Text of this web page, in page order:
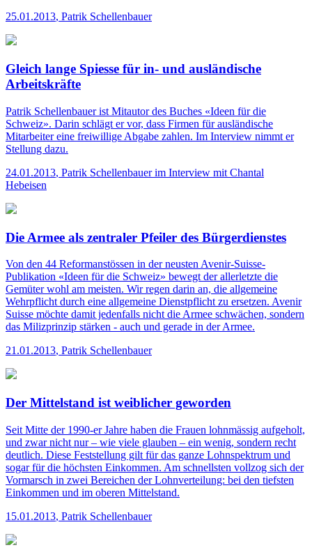
25.01.2013, Patrik Schellenbauer
Gleich lange Spiesse für in- und ausländische
Arbeitskräfte
Patrik Schellenbauer ist Mitautor des Buches «Ideen für die
Schweiz». Darin schlägt er vor, dass Firmen für ausländische
Mitarbeiter eine freiwillige Abgabe zahlen. Im Interview nimmt er
Stellung dazu.
24.01.2013, Patrik Schellenbauer im Interview mit Chantal
Hebeisen
Die Armee als zentraler Pfeiler des Bürgerdienstes
Von den 44 Reformanstössen in der neusten Avenir-Suisse-
Publikation «Ideen für die Schweiz» bewegt der allerletzte die
Gemüter wohl am meisten. Wir regen darin an, die allgemeine
Wehrpflicht durch eine allgemeine Dienstpflicht zu ersetzen. Avenir
Suisse möchte damit jedenfalls nicht die Armee schwächen, sondern
das Milizprinzip stärken - auch und gerade in der Armee.
21.01.2013, Patrik Schellenbauer
Der Mittelstand ist weiblicher geworden
Seit Mitte der 1990-er Jahre haben die Frauen lohnmässig aufgeholt,
und zwar nicht nur – wie viele glauben – ein wenig, sondern recht
deutlich. Diese Feststellung gilt für das ganze Lohnspektrum und
sogar für die höchsten Einkommen. Am schnellsten vollzog sich der
Vormarsch in zwei Bereichen der Lohnverteilung: bei den tiefsten
Einkommen und im oberen Mittelstand.
15.01.2013, Patrik Schellenbauer